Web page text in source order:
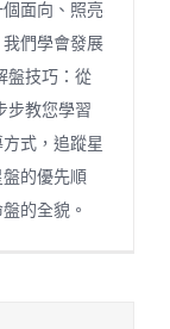
面向、照亮
們學會發展
盤技巧：從
步教您學習
式，追蹤星
的優先順
的全貌。